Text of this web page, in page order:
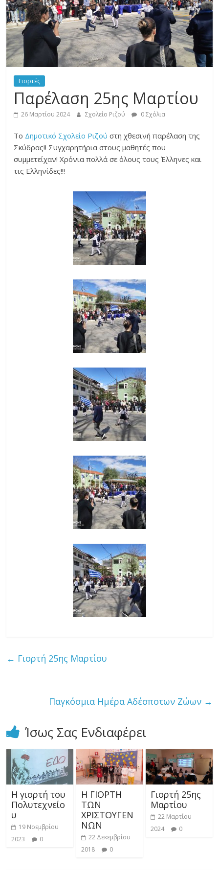
σχολείου
μας
Γιορτές
Παρέλαση 25ης Μαρτίου
26 Μαρτίου 2024 Σχολείο Ριζού 0 Σχόλια
Το Δημοτικό Σχολείο Ριζού στη χθεσινή παρέλαση της
Σκύδρας!! Συγχαρητήρια στους μαθητές που
συμμετείχαν! Χρόνια πολλά σε όλους τους Έλληνες και
τις Ελληνίδες!!!
← Γιορτή 25ης Μαρτίου
Παγκόσμια Ημέρα Αδέσποτων Ζώων →
Ίσως Σας Ενδιαφέρει
Η γιορτή του
Πολυτεχνείο
υ
19 Νοεμβρίου
2023
0
Η ΓΙΟΡΤΗ
ΤΩΝ
ΧΡΙΣΤΟΥΓΕΝ
ΝΩΝ
22 Δεκεμβρίου
2018
0
Γιορτή 25ης
Μαρτίου
22 Μαρτίου
2024
0